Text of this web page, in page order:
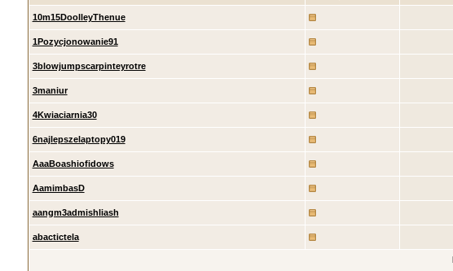
10m15DoolleyThenue
1Pozycjonowanie91
3blowjumpscarpinteyrotre
3maniur
4Kwiaciarnia30
6najlepszelaptopy019
AaaBoashiofidows
AamimbasD
aangm3admishliash
abactictela